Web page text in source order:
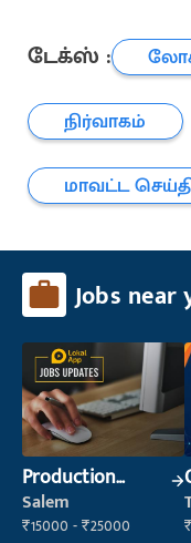
டேக்ஸ் :
நிர்வாகம்
மாவட்ட
Jobs near
Production
Supervisor
Salem
₹15000 - ₹25000